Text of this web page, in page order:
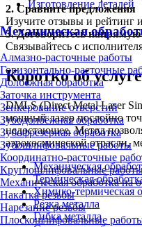
Изготовление деталей
Механическая
Алмазно-расточные работы
Горизонтально-расточные
Долбёжная обработка
Заточка инструмента
Зенкерование отверстий
Зубодолбёжная обработка
Зубофрезерная обработка
Зубошлифовальные работы
Координатно-расточные
Круглошлифовальные
Механическая обработка на
Накатка резьбы
Нарезание резьбы
Плоскошлифовальные
2. Сравните предложения
Изучите отзывы и рейтинг
3.Договоритесь напрямую
Связывайтесь с
Коротко об услуге
DMLS (Direct Metal Laser
мощный лазер послойно
недостающее. Метод
аэрокосмической отрасли,
Механическая
Термическая
Химико-термическая
Резка металла
Гибка металла